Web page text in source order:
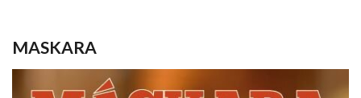
MASKARA